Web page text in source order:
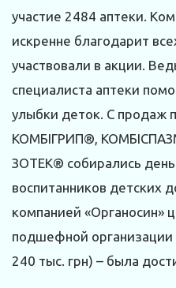
участие 2484 аптеки.
искренне благодарит
участвовали в акции.
специалиста аптеки
улыбки деток. С продаж
КОМБІГРИП®,
ЗОТЕК® собирались
воспитанников детских
компанией «Органосин»
подшефной организации
240 тыс. грн) – была